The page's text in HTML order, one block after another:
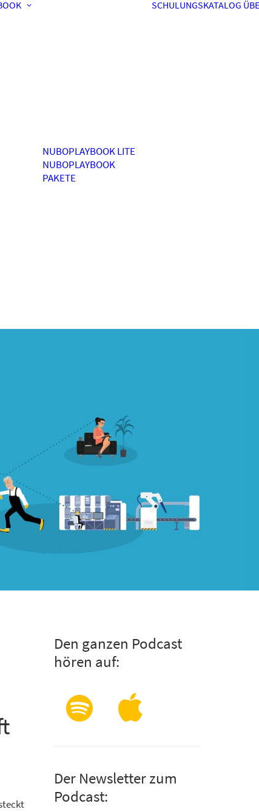
NUBOPLAYBOOK LITE
NUBOPLAYBOOK
PAKETE
SCHULUNGSKATALOG
Den ganzen Podcast
hören auf:
Der Newsletter zum
Podcast: